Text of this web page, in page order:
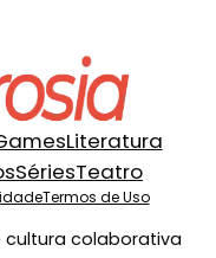
Literatura
SériesTeatro
Termos de Uso
colaborativa